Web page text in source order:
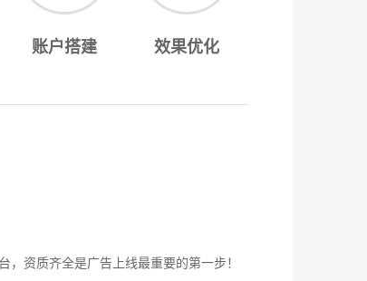
账户搭建 效果优化
资质齐全是广告上线最重要的第一步！